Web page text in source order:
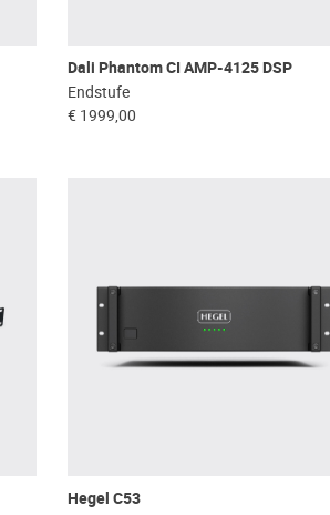
Dali Phantom CI AMP-4125 DSP
Endstufe
€ 1999,00
Hegel C53